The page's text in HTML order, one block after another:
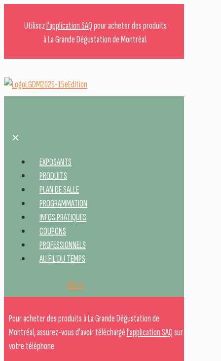
Utilisezl'application SAQpour acheter des produits
à La Grande Dégustation de Montréal.
✕
EXPOSANTS
PRODUITS
PLAN DE SALLE
PROGRAMMATION
INFOS PRATIQUES
COUPONS
PROFESSIONNELS
AU FIL DU TEMPS
Billets
Pour acheter des produits à La Grande Dégustation de
Montréal, assurez-vous d'avoir téléchargél'application SAQsur
votre téléphone.